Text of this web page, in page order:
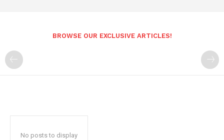
BROWSE OUR EXCLUSIVE ARTICLES!
No posts to display